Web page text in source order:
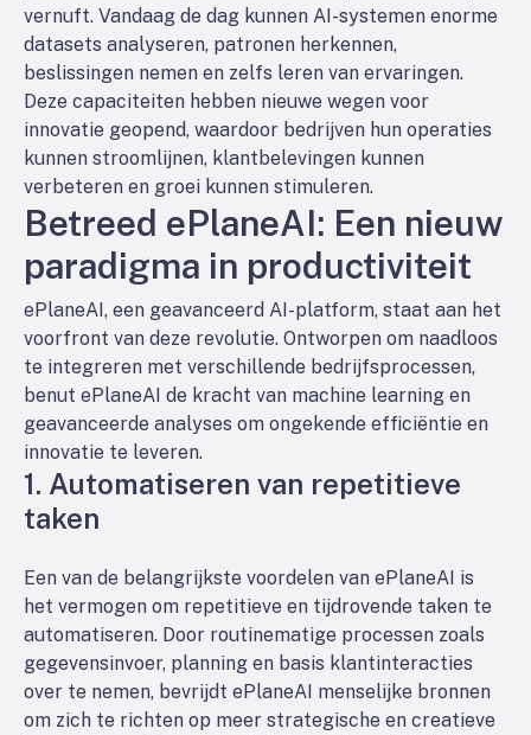
vernuft. Vandaag de dag kunnen AI-systemen enorme
datasets analyseren, patronen herkennen,
beslissingen nemen en zelfs leren van ervaringen.
Deze capaciteiten hebben nieuwe wegen voor
innovatie geopend, waardoor bedrijven hun operaties
kunnen stroomlijnen, klantbelevingen kunnen
verbeteren en groei kunnen stimuleren.
Betreed ePlaneAI: Een nieuw
paradigma in productiviteit
ePlaneAI, een geavanceerd AI-platform, staat aan het
voorfront van deze revolutie. Ontworpen om naadloos
te integreren met verschillende bedrijfsprocessen,
benut ePlaneAI de kracht van machine learning en
geavanceerde analyses om ongekende efficiëntie en
innovatie te leveren.
1. Automatiseren van repetitieve
taken
Een van de belangrijkste voordelen van ePlaneAI is
het vermogen om repetitieve en tijdrovende taken te
automatiseren. Door routinematige processen zoals
gegevensinvoer, planning en basis klantinteracties
over te nemen, bevrijdt ePlaneAI menselijke bronnen
om zich te richten op meer strategische en creatieve